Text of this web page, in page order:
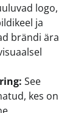
logo,
ja
brändi ära
See
kes on